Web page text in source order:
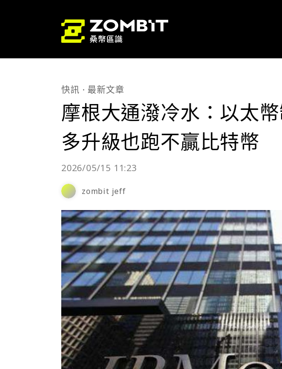
快訊 最新文章
摩根大通潑冷水：以太
多升級也跑不贏比特幣
2026/05/15 11:23
zombit jeff